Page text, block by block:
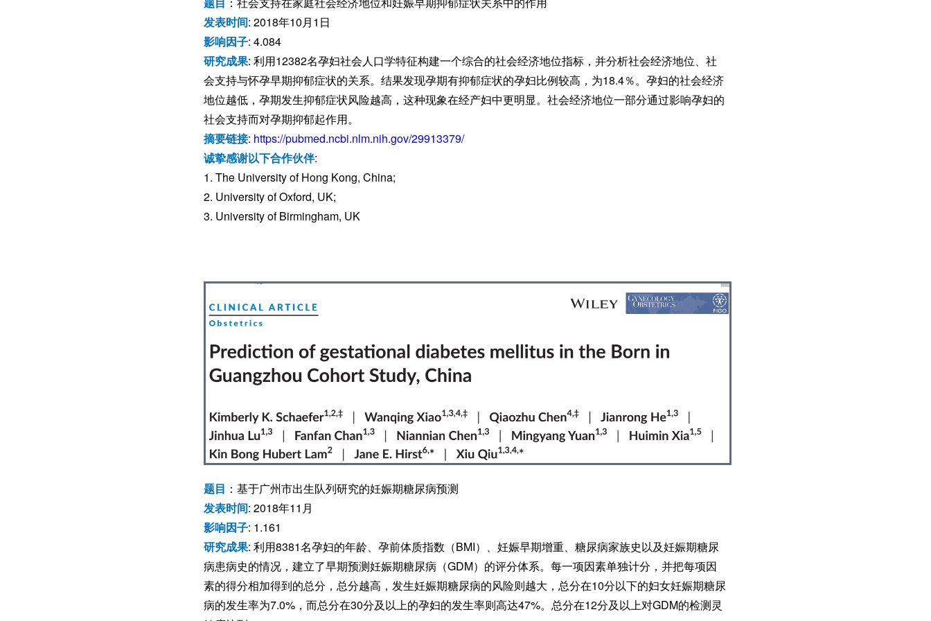
发表时间: 2018年10月1日
影响因子: 4.084
研究成果: 利用12382名孕妇社会人口学特征构建一个综合的社会经济地位指标，并分析社会经济地位、社
会支持与怀孕早期抑郁症状的关系。结果发现孕期有抑郁症状的孕妇比例较高，为18.4％。孕妇的社会经济
地位越低，孕期发生抑郁症状风险越高，这种现象在经产妇中更明显。社会经济地位一部分通过影响孕妇的
社会支持而对孕期抑郁起作用。
摘要链接: https://pubmed.ncbi.nlm.nih.gov/29913379/
诚挚感谢以下合作伙伴:
1. The University of Hong Kong, China;
2. University of Oxford, UK;
3. University of Birmingham, UK
题目 ：基于广州市出生队列研究的妊娠期糖尿病预测
发表时间: 2018年11月
影响因子: 1.161
研究成果: 利用8381名孕妇的年龄、孕前体质指数（BMI）、妊娠早期增重、糖尿病家族史以及妊娠期糖尿
病患病史的情况，建立了早期预测妊娠期糖尿病（GDM）的评分体系。每一项因素单独计分，并把每项因
素的得分相加得到的总分，总分越高，发生妊娠期糖尿病的风险则越大，总分在10分以下的妇女妊娠期糖尿
病的发生率为7.0%，而总分在30分及以上的孕妇的发生率则高达47%。总分在12分及以上对GDM的检测灵